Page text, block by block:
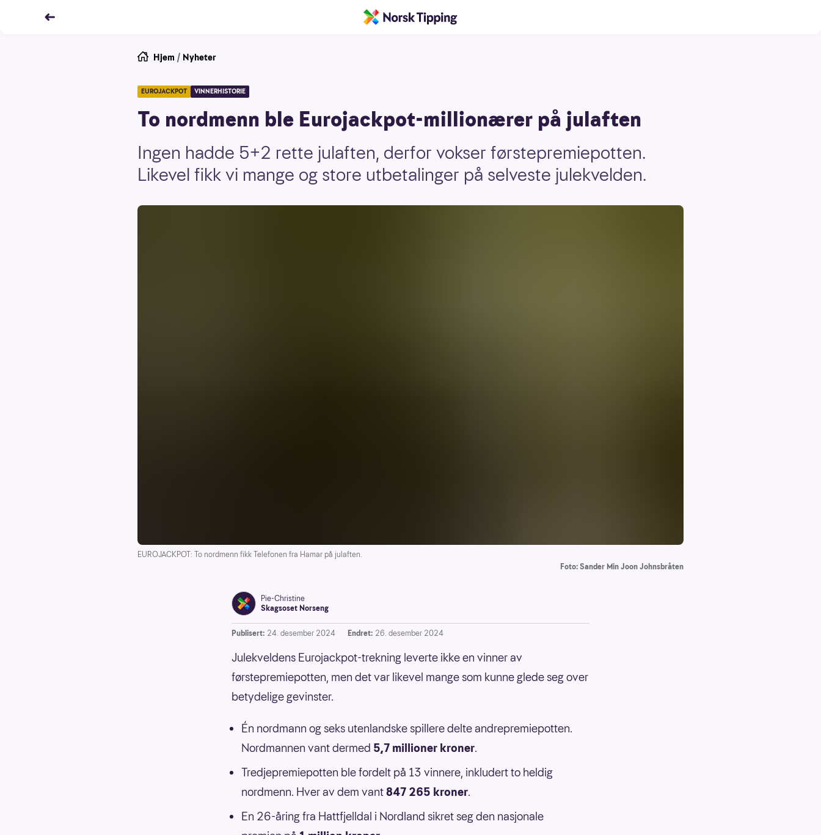
Hjem / Nyheter
EUROJACKPOT VINNERHISTORIE
To nordmenn ble Eurojackpot-millionærer på julaften
Ingen hadde 5+2 rette julaften, derfor vokser førstepremiepotten.
Likevel fikk vi mange og store utbetalinger på selveste julekvelden.
EUROJACKPOT: To nordmenn fikk Telefonen fra Hamar på julaften.
Foto: Sander Min Joon Johnsbråten
Pie-Christine
Skagsoset Norseng
Publisert: 24. desember 2024 Endret: 26. desember 2024
Julekveldens Eurojackpot-trekning leverte ikke en vinner av
førstepremiepotten, men det var likevel mange som kunne glede seg over
betydelige gevinster.
Én nordmann og seks utenlandske spillere delte andrepremiepotten.
Nordmannen vant dermed 5,7 millioner kroner.
Tredjepremiepotten ble fordelt på 13 vinnere, inkludert to heldig
nordmenn. Hver av dem vant847 265 kroner.
En 26-åring fra Hattfjelldal i Nordland sikret seg den nasjonale